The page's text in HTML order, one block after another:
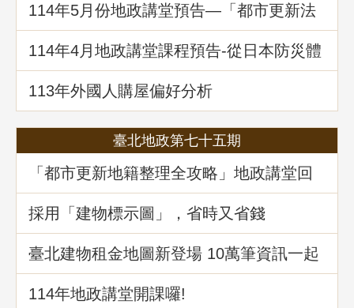
114年5⽉份地政講堂預告—「都市更新法
理與實務」
114年4月地政講堂課程預告-從日本防災體
系看台灣的減災與建物更新重建
113年外國人購屋偏好分析
臺北地政第七十五期
「都市更新地籍整理全攻略」地政講堂回
顧
採用「建物標示圖」，省時又省錢
臺北建物租金地圖新登場 10萬筆資訊一起
升級
114年地政講堂開課囉!